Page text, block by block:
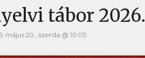
tábor 2026.
május 20., szerda @ 10:05